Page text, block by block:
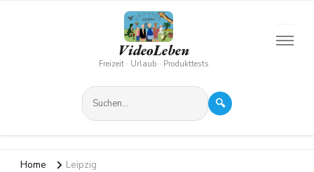
VideoLeben
Freizeit · Urlaub · Produkttests
🔍
Home Leipzig